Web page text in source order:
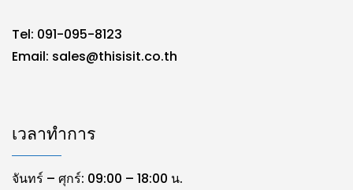
Tel: 091-095-8123
Email: sales@thisisit.co.th
เวลาทำการ
จันทร์ – ศุกร์: 09:00 – 18:00 น.